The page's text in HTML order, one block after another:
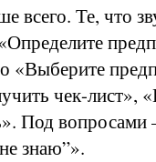
всего. Те, что
«Выберите
чек-лист»,
Под
знаю”».